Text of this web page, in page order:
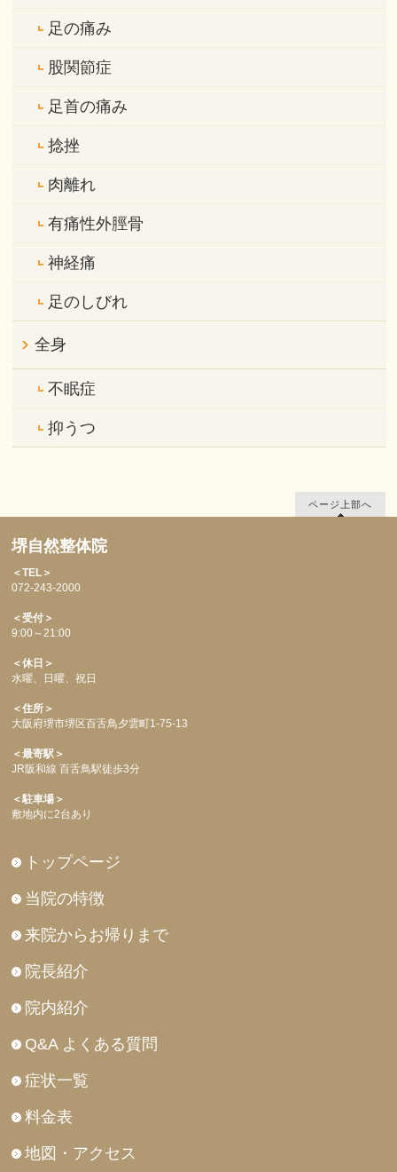
足の痛み
股関節症
足首の痛み
捻挫
肉離れ
有痛性外脛骨
神経痛
足のしびれ
全身
不眠症
抑うつ
ページ上部へ
堺自然整体院
＜TEL＞
072-243-2000
＜受付＞
9:00～21:00
＜休日＞
水曜、日曜、祝日
＜住所＞
大阪府堺市堺区百舌鳥夕雲町1-75-13
＜最寄駅＞
JR阪和線 百舌鳥駅徒歩3分
＜駐車場＞
敷地内に2台あり
トップページ
当院の特徴
来院からお帰りまで
院長紹介
院内紹介
Q&A よくある質問
症状一覧
料金表
地図・アクセス